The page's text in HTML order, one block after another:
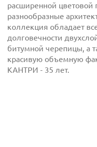
сполитикой
расширенной цветовой
разнообразные
коллекция обладает
долговечности
битумной черепицы, а
красивую объемную
КАНТРИ - 35 лет.